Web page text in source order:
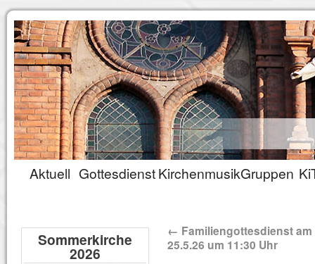
Aktuell GottesdienstKirchenmusikGruppen
← Familiengottesdienst am
25.5.26 um 11:30 Uhr
Sommerkirche
2026